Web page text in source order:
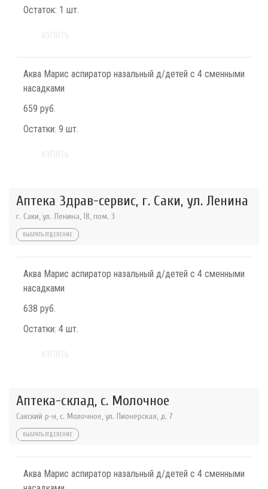
Остаток: 1 шт.
Аква Марис аспиратор назальный д/детей с 4 сменными
насадками
659 руб.
Остатки: 9 шт.
Аптека Здрав-сервис, г. Саки, ул. Ленина
г. Саки, ул. Ленина, 18, пом. 3
ВЫБРАТЬ ОТДЕЛЕНИЕ
Аква Марис аспиратор назальный д/детей с 4 сменными
насадками
638 руб.
Остатки: 4 шт.
Аптека-склад, с. Молочное
Сакский р-н, с. Молочное, ул. Пионерская, д. 7
ВЫБРАТЬ ОТДЕЛЕНИЕ
Аква Марис аспиратор назальный д/детей с 4 сменными